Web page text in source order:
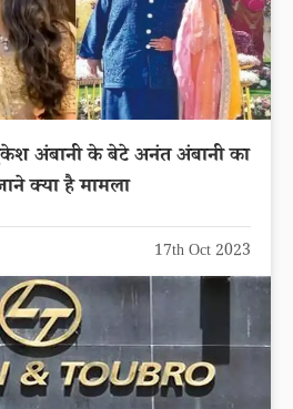
अंबानी के बेटे अनंत अंबानी का
क्या है मामला
17th Oct 2023